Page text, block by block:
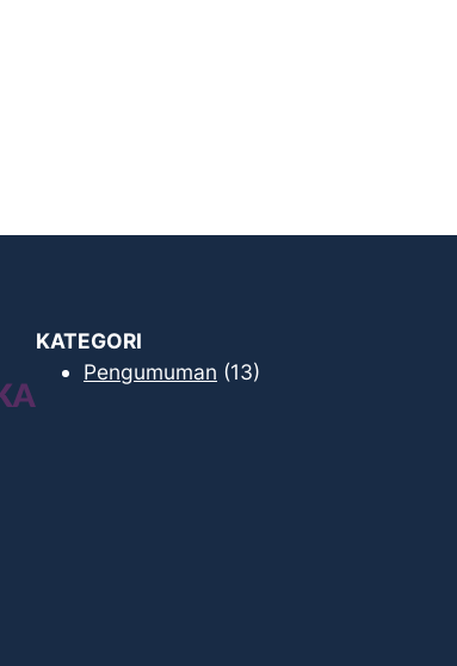
KATEGORI
Pengumuman (13)